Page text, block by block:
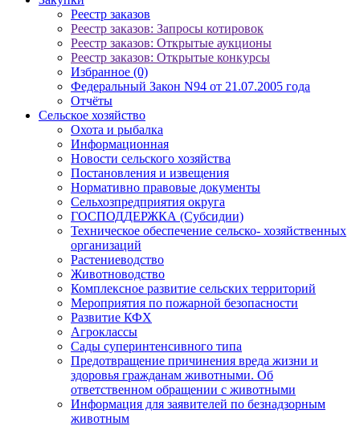
Реестр заказов
Реестр заказов: Запросы котировок
Реестр заказов: Открытые аукционы
Реестр заказов: Открытые конкурсы
Избранное (0)
Федеральный Закон N94 от 21.07.2005 года
Отчёты
Сельское хозяйство
Охота и рыбалка
Информационная
Новости сельского хозяйства
Постановления и извещения
Нормативно правовые документы
Сельхозпредприятия округа
ГОСПОДДЕРЖКА (Субсидии)
Техническое обеспечение сельско- хозяйственных
организаций
Растениеводство
Животноводство
Комплексное развитие сельских территорий
Мероприятия по пожарной безопасности
Развитие КФХ
Агроклассы
Сады суперинтенсивного типа
Предотвращение причинения вреда жизни и
здоровья гражданам животными. Об
ответственном обращении с животными
Информация для заявителей по безнадзорным
животным